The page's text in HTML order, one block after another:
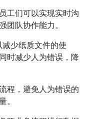
工们可以实现实时沟
团队协作能力。
少纸质文件的使
时减少人为错误，降
程，避免人为错误的
。